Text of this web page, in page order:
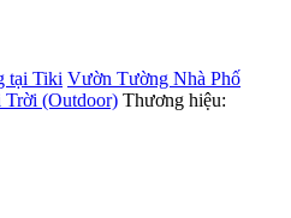
tại Tiki Vườn Tường Nhà Phố
(Outdoor) Thương hiệu: